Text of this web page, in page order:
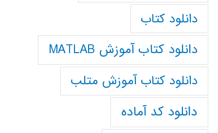
دانلود کتاب
دانلود کتاب آموزش MATLAB
دانلود کتاب آموزش متلب
دانلود کد آماده